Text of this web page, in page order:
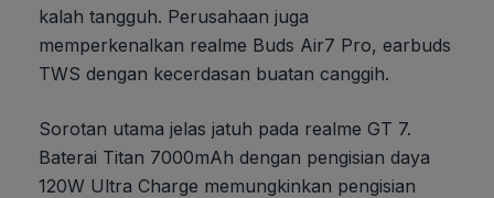
kalah tangguh. Perusahaan juga
memperkenalkan realme Buds Air7 Pro, earbuds
TWS dengan kecerdasan buatan canggih.
Sorotan utama jelas jatuh pada realme GT 7.
Baterai Titan 7000mAh dengan pengisian daya
120W Ultra Charge memungkinkan pengisian